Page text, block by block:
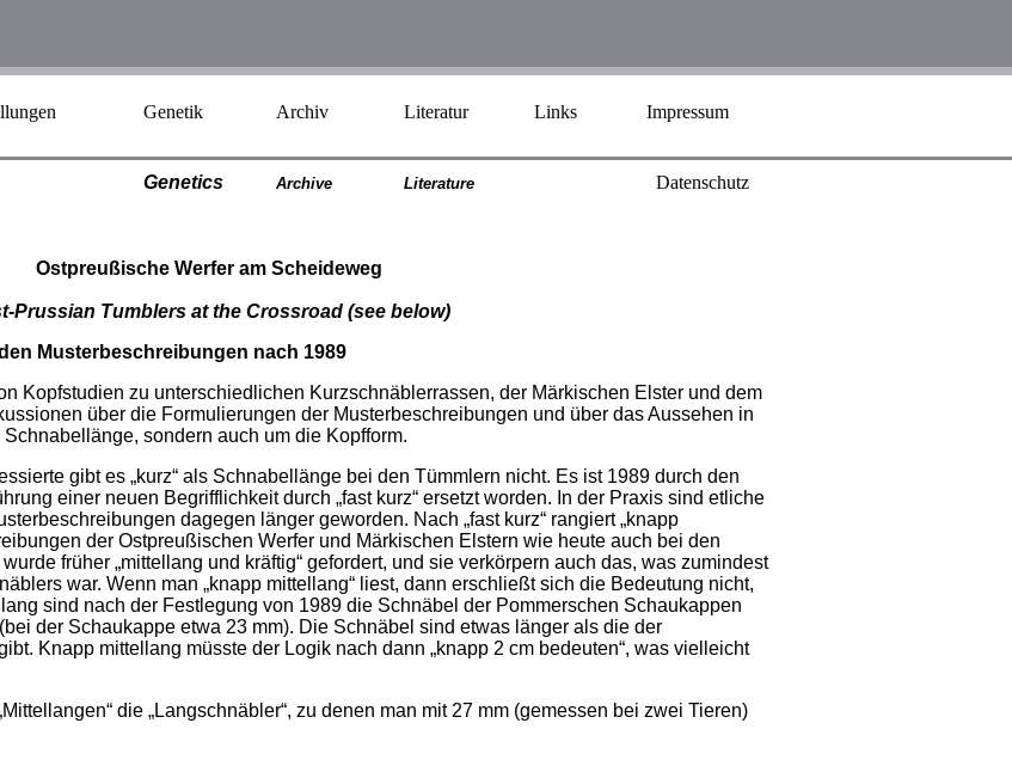
Genetik Archiv Literatur Links Impressum
Genetics Archive Literature Datenschutz
Ostpreußische Werfer am Scheideweg
Prussian Tumblers at the Crossroad (see below)
Musterbeschreibungen nach 1989
Kopfstudien zu unterschiedlichen Kurzschnäblerrassen, der Märkischen Elster und dem
über die Formulierungen der Musterbeschreibungen und über das Aussehen in
sondern auch um die Kopfform.
gibt es „kurz“ als Schnabellänge bei den Tümmlern nicht. Es ist 1989 durch den
einer neuen Begrifflichkeit durch „fast kurz“ ersetzt worden. In der Praxis sind etliche
dagegen länger geworden. Nach „fast kurz“ rangiert „knapp
der Ostpreußischen Werfer und Märkischen Elstern wie heute auch bei den
früher „mittellang und kräftig“ gefordert, und sie verkörpern auch das, was zumindest
war. Wenn man „knapp mittellang“ liest, dann erschließt sich die Bedeutung nicht,
sind nach der Festlegung von 1989 die Schnäbel der Pommerschen Schaukappen
der Schaukappe etwa 23 mm). Die Schnäbel sind etwas länger als die der
Knapp mittellang müsste der Logik nach dann „knapp 2 cm bedeuten“, was vielleicht
die „Langschnäbler“, zu denen man mit 27 mm (gemessen bei zwei Tieren)